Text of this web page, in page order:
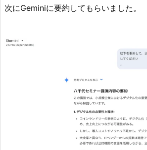
次にGeminiに要約してもらいました。